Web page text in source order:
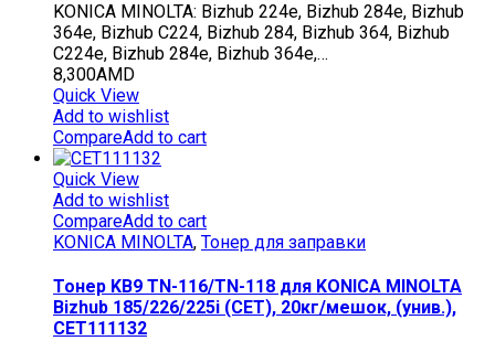
KONICA MINOLTA: Bizhub 224e, Bizhub 284e, Bizhub
364e, Bizhub C224, Bizhub 284, Bizhub 364, Bizhub
C224e, Bizhub 284e, Bizhub 364e,…
8,300AMD
Quick View
Add to wishlist
CompareAdd to cart
Quick View
Add to wishlist
CompareAdd to cart
KONICA MINOLTA, Тонер для заправки
Тонер KB9 TN-116/TN-118 для KONICA MINOLTA
Bizhub 185/226/225i (CET), 20кг/мешок, (унив.),
CET111132